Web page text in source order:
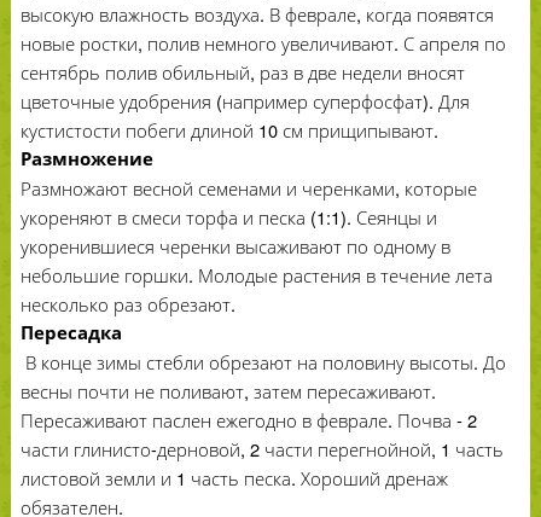
высокую влажность воздуха. В феврале, когда появятся
новые ростки, полив немного увеличивают. С апреля по
сентябрь полив обильный, раз в две недели вносят
цветочные удобрения (например суперфосфат). Для
кустистости побеги длиной 10 см прищипывают.
Размножение
Размножают весной семенами и черенками, которые
укореняют в смеси торфа и песка (1:1). Сеянцы и
укоренившиеся черенки высаживают по одному в
небольшие горшки. Молодые растения в течение лета
несколько раз обрезают.
Пересадка
В конце зимы стебли обрезают на половину высоты. До
весны почти не поливают, затем пересаживают.
Пересаживают паслен ежегодно в феврале. Почва - 2
части глинисто-дерновой, 2 части перегнойной, 1 часть
листовой земли и 1 часть песка. Хороший дренаж
обязателен.